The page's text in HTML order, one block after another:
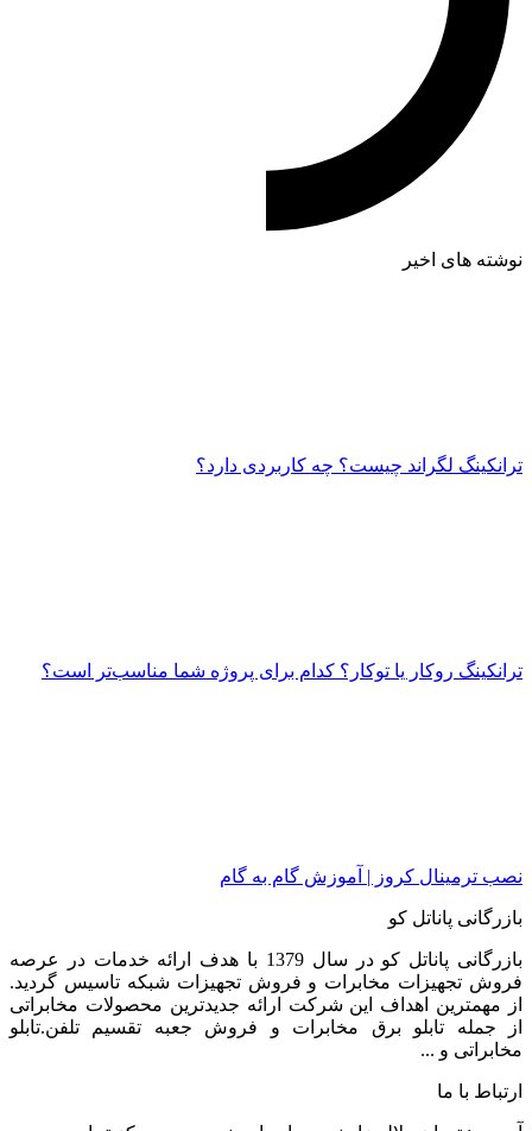
نوشته های اخیر
ترانکینگ لگراند چیست؟ چه کاربردی دارد؟
ترانکینگ روکار یا توکار؟ کدام برای پروژه شما مناسب‌تر است؟
نصب ترمینال کروز | آموزش گام به گام
بازرگانی پاناتل کو
بازرگانی پاناتل کو در سال 1379 با هدف ارائه خدمات در عرصه
فروش تجهیزات مخابرات و فروش تجهیزات شبکه تاسیس گردید.
از مهمترین اهداف این شرکت ارائه جدیدترین محصولات مخابراتی
از جمله تابلو برق مخابرات و فروش جعبه تقسیم تلفن.تابلو
مخابراتی و ...
ارتباط با ما